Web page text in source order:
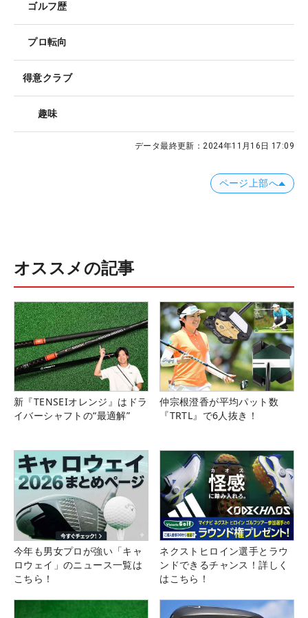
ゴルフ歴
プロ転向
得意クラブ
趣味
データ最終更新：2024年11月16日 17:09
ページ上部へ
オススメの記事
新『TENSEIオレンジ』はドラ
イバーシャフトの“最適解”
仲宗根澄香が平均パット数
『TRTL』で6人抜き！
今年も男女プロが強い「キャ
ロウェイ」のニュース一覧は
こちら！
ネクストヒロイン選手とラウ
ンドできるチャンス！詳しく
はこちら！